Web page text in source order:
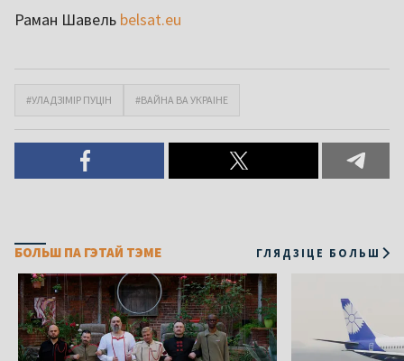
Раман Шавель belsat.eu
#УЛАДЗІМІР ПУЦІН #ВАЙНА ВА УКРАІНЕ
БОЛЬШ ПА ГЭТАЙ ТЭМЕ ГЛЯДЗІЦЕ БОЛЬШ